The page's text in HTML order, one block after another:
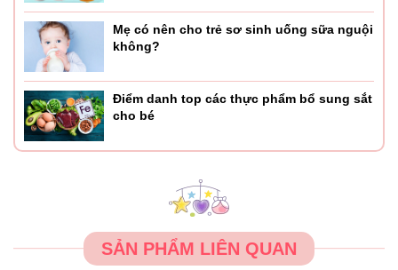
Mẹ có nên cho trẻ sơ sinh uống sữa nguội
không?
Điểm danh top các thực phẩm bổ sung sắt
cho bé
SẢN PHẨM LIÊN QUAN